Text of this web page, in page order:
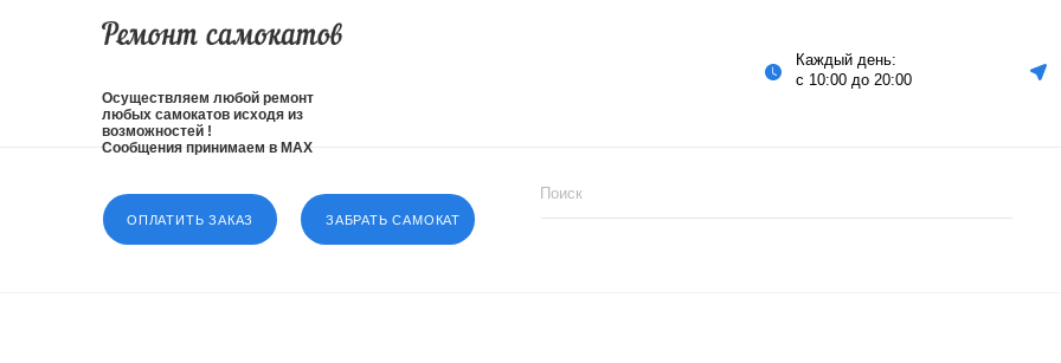
Осуществляем любой ремонт
любых самокатов исходя из
возможностей !
Сообщения принимаем в MAX
Каждый день:
с 10:00 до 20:00
ОПЛАТИТЬ ЗАКАЗ ЗАБРАТЬ САМОКАТ